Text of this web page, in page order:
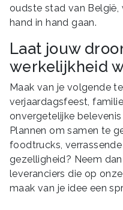
oudste stad van
hand in hand gaan.
Laat jouw
werkelijkheid
Maak van je volgende
verjaardagsfeest,
onvergetelijke
Plannen om samen te
foodtrucks,
gezelligheid? Neem
leveranciers die op
maak van je idee een